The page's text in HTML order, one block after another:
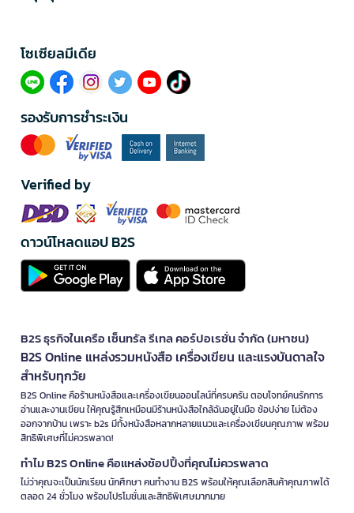
โซเซียลมีเดีย​
รองรับการชำระเงิน
Verified by
ดาวน์โหลดแอป B2S
B2S ธุรกิจในเครือ เซ็นทรัล รีเทล คอร์ปอเรชั่น จำกัด (มหาชน)
B2S Online แหล่งรวมหนังสือ เครื่องเขียน และแรงบันดาลใจ
สำหรับทุกวัย
B2S Online คือร้านหนังสือและเครื่องเขียนออนไลน์ที่ครบครัน ตอบโจทย์คนรักการ
อ่านและงานเขียน ให้คุณรู้สึกเหมือนมีร้านหนังสือใกล้ฉันอยู่ในมือ ช้อปง่าย ไม่ต้อง
ออกจากบ้าน เพราะ b2s มีทั้งหนังสือหลากหลายแนวและเครื่องเขียนคุณภาพ พร้อม
สิทธิพิเศษที่ไม่ควรพลาด!
ทำไม B2S Online คือแหล่งช้อปปิ้งที่คุณไม่ควรพลาด
ไม่ว่าคุณจะเป็นนักเรียน นักศึกษา คนทำงาน B2S พร้อมให้คุณเลือกสินค้าคุณภาพได้
ตลอด 24 ชั่วโมง พร้อมโปรโมชั่นและสิทธิพิเศษมากมาย